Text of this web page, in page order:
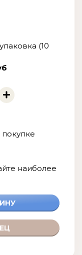
(10
наиболее